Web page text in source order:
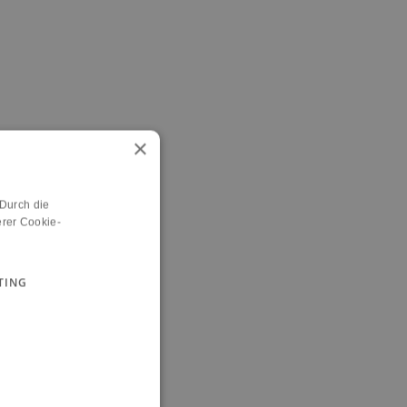
×
die
Cookie-